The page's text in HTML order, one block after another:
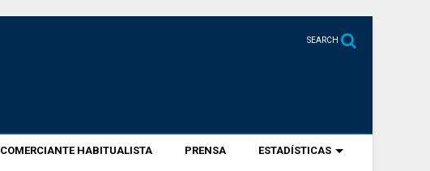
SEARCH
COMERCIANTE HABITUALISTA PRENSA ESTADÍSTICAS